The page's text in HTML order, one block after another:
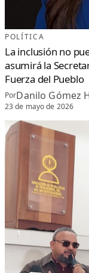
POLÍTICA
La inclusión no
asumirá la
Fuerza del Pueblo
PorDanilo Gómez
23 de mayo de 2026